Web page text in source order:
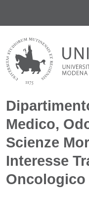
Medico,
Scienze
Interesse
Oncologico